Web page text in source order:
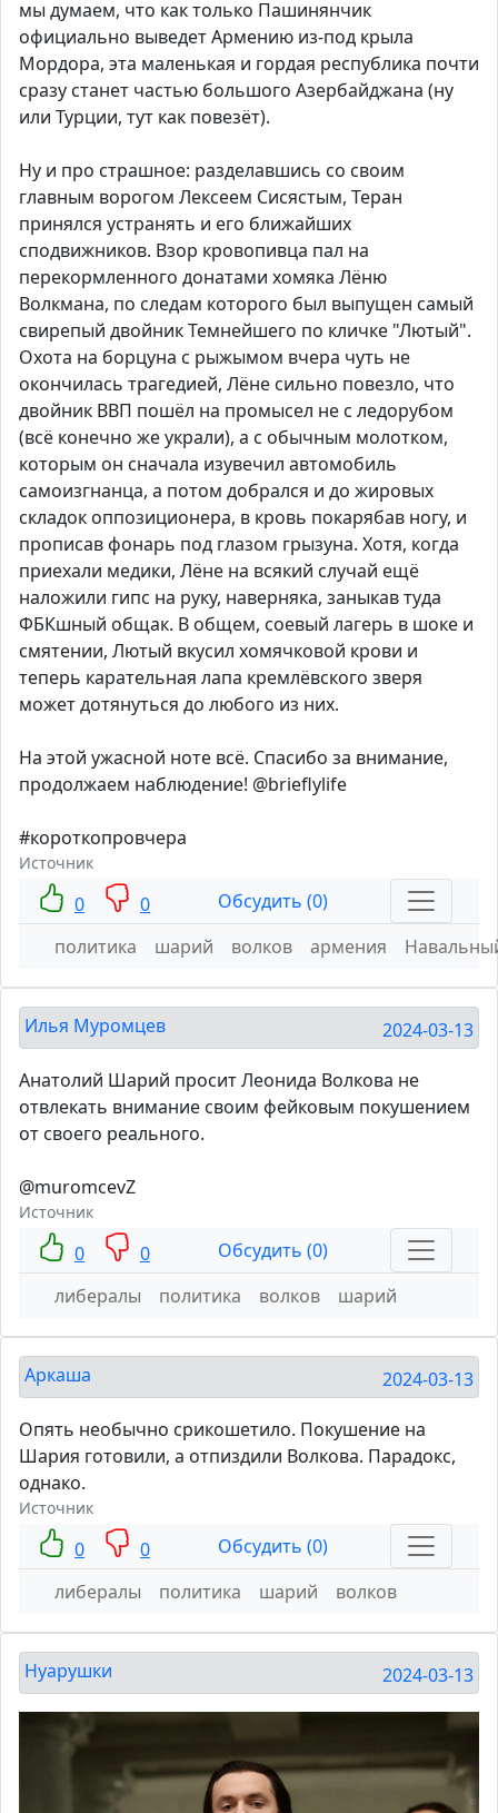
мы думаем, что как только Пашинянчик
официально выведет Армению из-под крыла
Мордора, эта маленькая и гордая республика почти
сразу станет частью большого Азербайджана (ну
или Турции, тут как повезёт).
Ну и про страшное: разделавшись со своим
главным ворогом Лексеем Сисястым, Теран
принялся устранять и его ближайших
сподвижников. Взор кровопивца пал на
перекормленного донатами хомяка Лёню
Волкмана, по следам которого был выпущен самый
свирепый двойник Темнейшего по кличке "Лютый".
Охота на борцуна с рыжымом вчера чуть не
окончилась трагедией, Лёне сильно повезло, что
двойник ВВП пошёл на промысел не с ледорубом
(всё конечно же украли), а с обычным молотком,
которым он сначала изувечил автомобиль
самоизгнанца, а потом добрался и до жировых
складок оппозиционера, в кровь покарябав ногу, и
прописав фонарь под глазом грызуна. Хотя, когда
приехали медики, Лёне на всякий случай ещё
наложили гипс на руку, наверняка, заныкав туда
ФБКшный общак. В общем, соевый лагерь в шоке и
смятении, Лютый вкусил хомячковой крови и
теперь карательная лапа кремлёвского зверя
может дотянуться до любого из них.
На этой ужасной ноте всё. Спасибо за внимание,
продолжаем наблюдение! @brieflylife
#короткопровчера
Источник
0 0
Обсудить (0)
политика
шарий волков армения
Илья Муромцев 2024-03-13
Анатолий Шарий просит Леонида Волкова не
отвлекать внимание своим фейковым покушением
от своего реального.
@muromcevZ
Источник
0 0
Обсудить (0)
либералы
политика волков шарий
Аркаша 2024-03-13
Опять необычно срикошетило. Покушение на
Шария готовили, а отпиздили Волкова. Парадокс,
однако.
Источник
0 0
Обсудить (0)
либералы
политика шарий волков
Нуарушки 2024-03-13